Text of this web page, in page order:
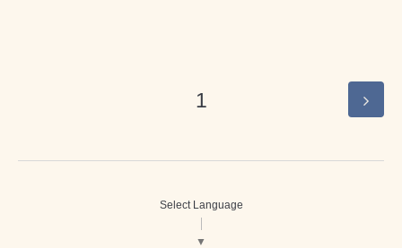
1
Select Language
▼